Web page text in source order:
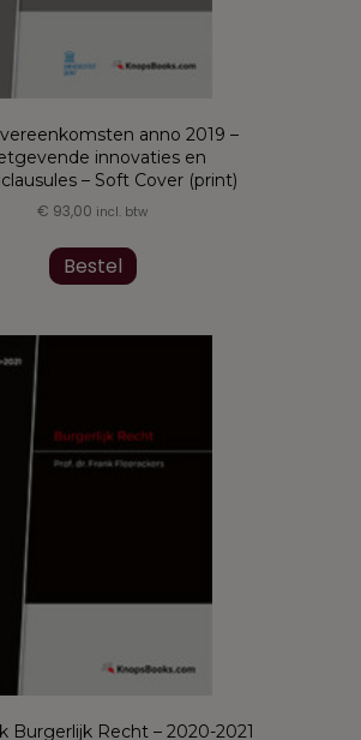
anno 2019 –
innovaties en
– Soft Cover (print)
€ 93,00 incl. btw
Bestel
Burgerlijk Recht – 2020-2021